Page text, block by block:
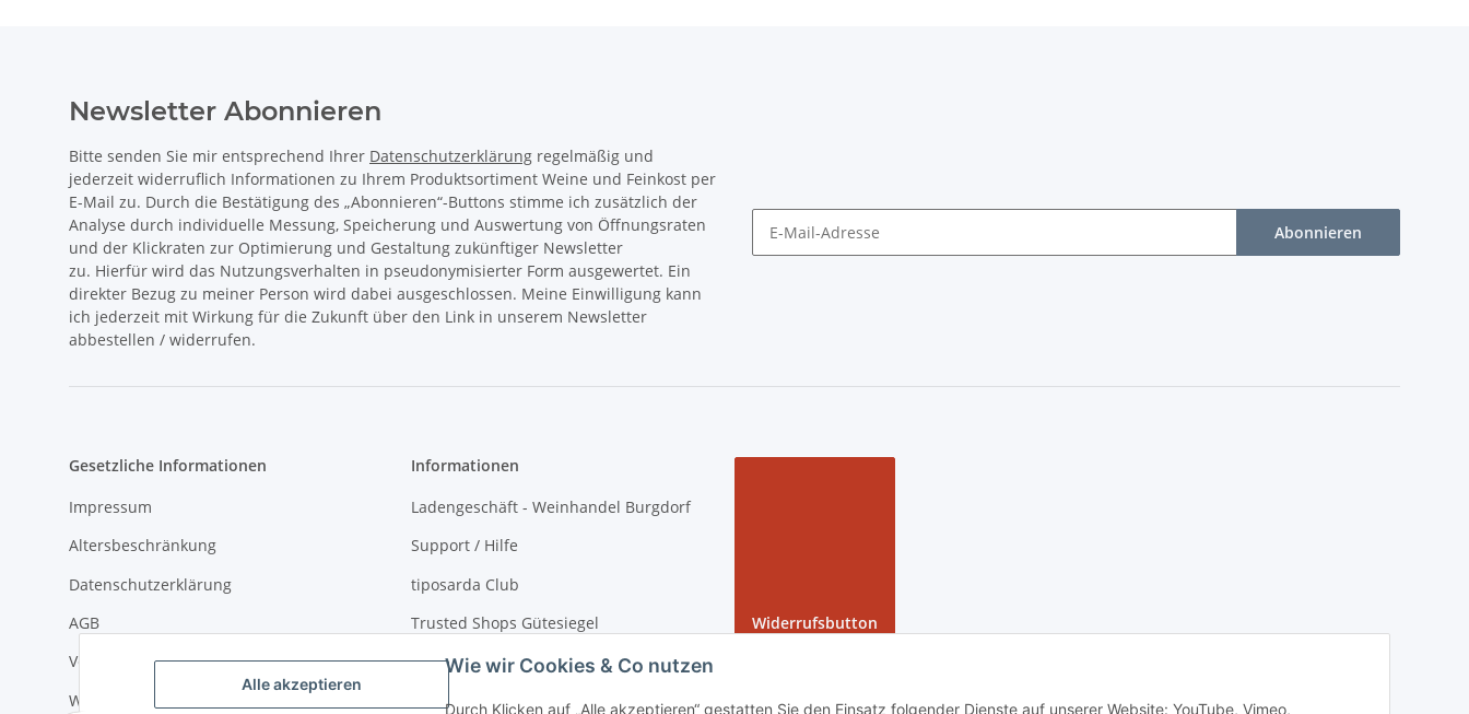
Alle akzeptieren
Wie wir Cookies & Co nutzen
Durch Klicken auf „Alle akzeptieren“ gestatten Sie den Einsatz folgender Dienste auf unserer Website: YouTube, Vimeo,
Newsletter Abonnieren
Bitte senden Sie mir entsprechend Ihrer Datenschutzerklärung regelmäßig und
jederzeit widerruflich Informationen zu Ihrem Produktsortiment Weine und Feinkost per
E-Mail zu. Durch die Bestätigung des „Abonnieren“-Buttons stimme ich zusätzlich der
Analyse durch individuelle Messung, Speicherung und Auswertung von Öffnungsraten
und der Klickraten zur Optimierung und Gestaltung zukünftiger Newsletter
zu. Hierfür wird das Nutzungsverhalten in pseudonymisierter Form ausgewertet. Ein
direkter Bezug zu meiner Person wird dabei ausgeschlossen. Meine Einwilligung kann
ich jederzeit mit Wirkung für die Zukunft über den Link in unserem Newsletter
abbestellen / widerrufen.
Abonnieren
Gesetzliche Informationen
Impressum
Altersbeschränkung
Datenschutzerklärung
AGB
Versand- und Zahlungsbedingungen
Widerrufsrecht
Informationen
Ladengeschäft - Weinhandel Burgdorf
Support / Hilfe
tiposarda Club
Trusted Shops Gütesiegel
Virtueller Rundgang bei tiposarda
über tiposarda
Widerrufsbutton